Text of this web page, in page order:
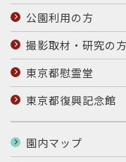
公園利用の方
撮影取材・研究の方
東京都慰霊堂
東京都復興記念館
園内マップ